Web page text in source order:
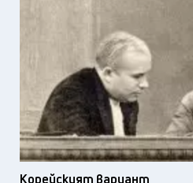
Корейският вариант